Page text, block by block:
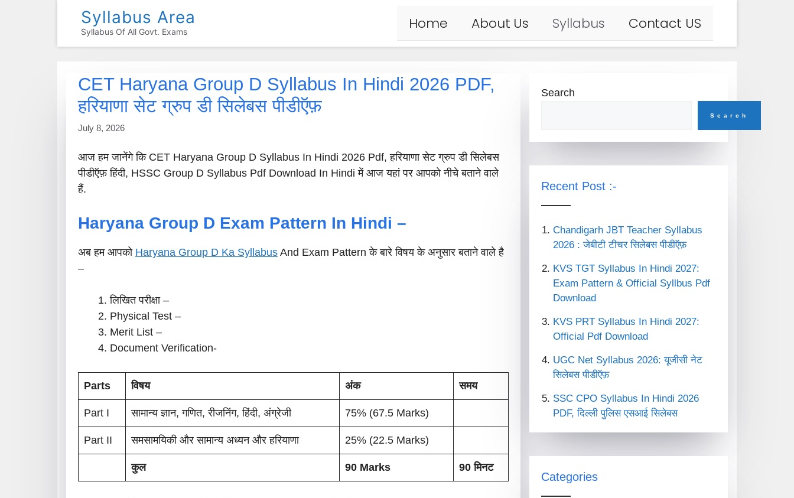
Syllabus Area
Syllabus Of All Govt. Exams Home About Us Syllabus Contact US
CET Haryana Group D Syllabus In Hindi 2026 PDF,
हरियाणा सेट ग्रुप डी सिलेबस पीडीऍफ़
July 8, 2026
आज हम जानेंगे कि CET Haryana Group D Syllabus In Hindi 2026 Pdf, हरियाणा सेट ग्रुप डी सिलेबस
पीडीऍफ़ हिंदी, HSSC Group D Syllabus Pdf Download In Hindi में आज यहां पर आपको नीचे बताने वाले
हैं.
Haryana Group D Exam Pattern In Hindi –
अब हम आपको Haryana Group D Ka Syllabus And Exam Pattern के बारे विषय के अनुसार बताने वाले है
–
लिखित परीक्षा –
Physical Test –
Merit List –
Document Verification-
Parts विषय अंक समय
Part I सामान्य ज्ञान, गणित, रीजनिंग, हिंदी, अंग्रेजी 75% (67.5 Marks)
Part II समसामयिकी और सामान्य अध्यन और हरियाणा 25% (22.5 Marks)
कुल 90 Marks 90 मिनट
Search
Search
Recent Post :-
Chandigarh JBT Teacher Syllabus
2026 : जेबीटी टीचर सिलेबस पीडीऍफ़
KVS TGT Syllabus In Hindi 2027:
Exam Pattern & Official Syllbus Pdf
Download
KVS PRT Syllabus In Hindi 2027:
Official Pdf Download
UGC Net Syllabus 2026: यूजीसी नेट
सिलेबस पीडीऍफ़
SSC CPO Syllabus In Hindi 2026
PDF, दिल्ली पुलिस एसआई सिलेबस
Categories